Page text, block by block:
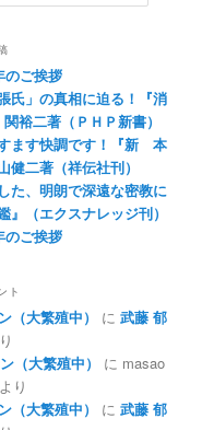
のご挨拶
氏」の真相に迫る！『消
裕二著（ＰＨＰ新書）
ます快調です！『新 本
健二著（祥伝社刊）
た、明朗で深遠な密教に
（エクスナレッジ刊）
のご挨拶
ト
（大繁殖中） に 武藤 郁
（大繁殖中）
に masao
より
（大繁殖中）
に 武藤 郁